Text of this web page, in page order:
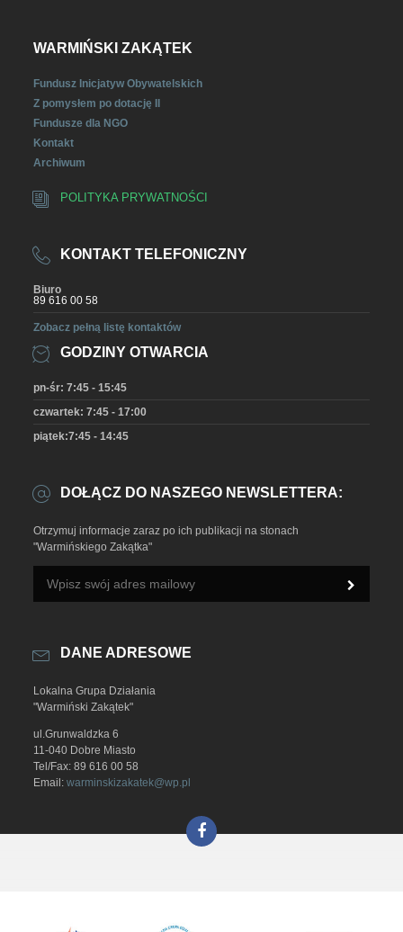
WARMIŃSKI ZAKĄTEK
Fundusz Inicjatyw Obywatelskich
Z pomysłem po dotację II
Fundusze dla NGO
Kontakt
Archiwum
POLITYKA PRYWATNOŚCI
KONTAKT TELEFONICZNY
Biuro
89 616 00 58
Zobacz pełną listę kontaktów
GODZINY OTWARCIA
pn-śr: 7:45 - 15:45
czwartek: 7:45 - 17:00
piątek:7:45 - 14:45
DOŁĄCZ DO NASZEGO NEWSLETTERA:
Otrzymuj informacje zaraz po ich publikacji na stonach
"Warmińskiego Zakątka"
DANE ADRESOWE
Lokalna Grupa Działania
"Warmiński Zakątek"
ul.Grunwaldzka 6
11-040 Dobre Miasto
Tel/Fax: 89 616 00 58
Email:warminskizakatek@wp.pl